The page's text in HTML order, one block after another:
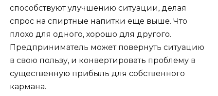
способствуют улучшению ситуации, делая
спрос на спиртные напитки еще выше. Что
плохо для одного, хорошо для другого.
Предприниматель может повернуть ситуацию
в свою пользу, и конвертировать проблему в
существенную прибыль для собственного
кармана.